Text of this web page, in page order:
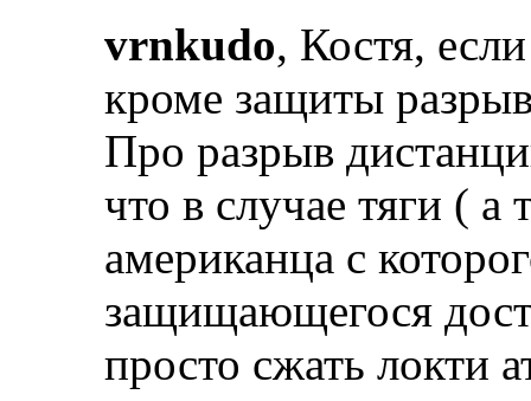
vrnkudo, Костя,
кроме защиты
Про разрыв
что в случае тяги ( а
американца с
защищающегося
просто сжать локти